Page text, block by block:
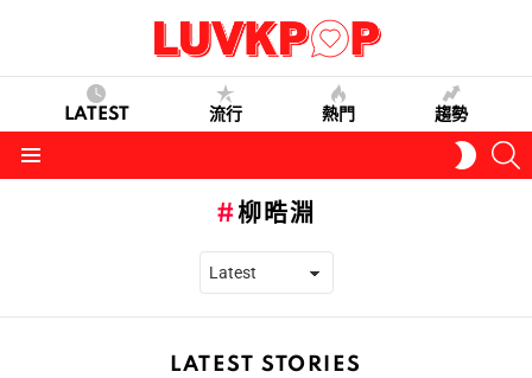
LATEST 流行 熱門 趨勢
SKIN
柳晧淵
LATEST STORIES